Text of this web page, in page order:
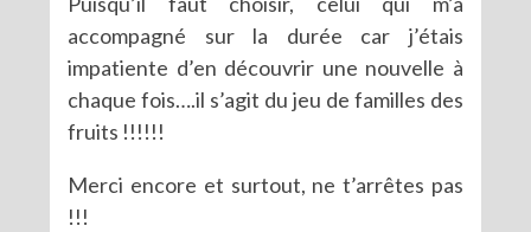
accompagné sur la durée car j’étais
impatiente d’en découvrir une nouvelle à
chaque fois….il s’agit du jeu de familles des
fruits !!!!!!
Merci encore et surtout, ne t’arrêtes pas
!!!